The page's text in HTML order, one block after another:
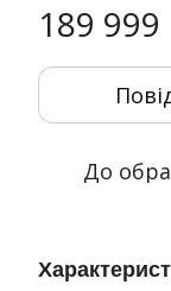
189 999
До